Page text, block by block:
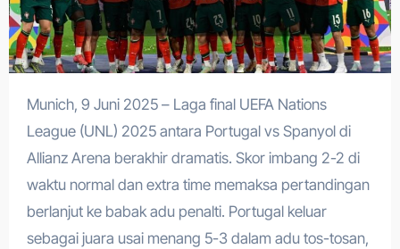
Munich, 9 Juni 2025 – Laga final UEFA Nations
League (UNL) 2025 antara Portugal vs Spanyol di
Allianz Arena berakhir dramatis. Skor imbang 2-2 di
waktu normal dan extra time memaksa pertandingan
berlanjut ke babak adu penalti. Portugal keluar
sebagai juara usai menang 5-3 dalam adu tos-tosan,